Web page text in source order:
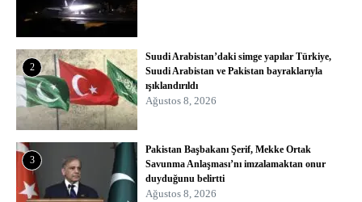
2
Suudi Arabistan’daki simge yapılar Türkiye,
Suudi Arabistan ve Pakistan bayraklarıyla
ışıklandırıldı
Ağustos 8, 2026
3
Pakistan Başbakanı Şerif, Mekke Ortak
Savunma Anlaşması’nı imzalamaktan onur
duyduğunu belirtti
Ağustos 8, 2026